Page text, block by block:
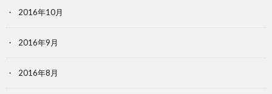
2016年10月
2016年9月
2016年8月